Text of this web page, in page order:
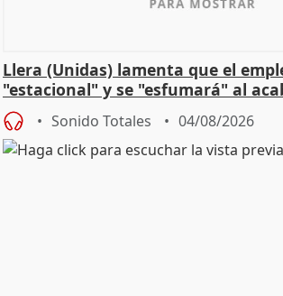
Llera (Unidas) lamenta que el
"estacional" y se "esfumará" al
Sonido Totales 04/08/2026